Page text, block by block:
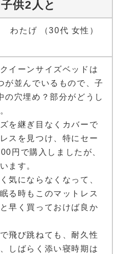
供2人と
たげ （30代 女性）
イーンサイズベッドは
が並んでいるもので、子
の穴埋め？部分がどうし
を継ぎ目なくカバーで
スを見つけ、特にセー
円で購入しましたが、
ます。
気にならなくなって、
る時もこのマットレス
早く買っておけば良か
飛び跳ねても、耐久性
しばらく添い寝時期は